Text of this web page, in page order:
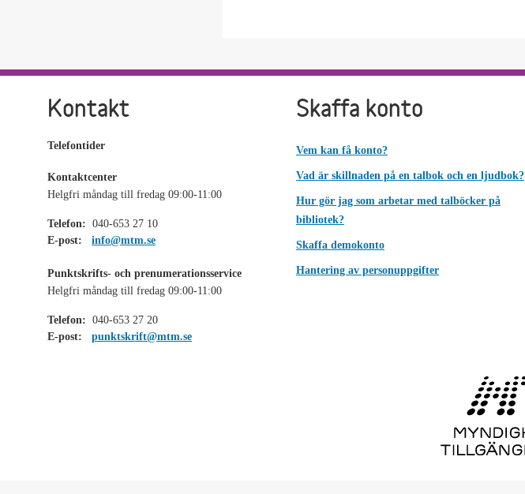
Kontakt
Telefontider
Kontaktcenter
Helgfri måndag till fredag 09:00-11:00
Telefon: 040-653 27 10
E-post:
info@mtm.se
Punktskrifts- och prenumerationsservice
Helgfri måndag till fredag 09:00-11:00
Telefon: 040-653 27 20
E-post:
punktskrift@mtm.se
Skaffa konto
Vem kan få konto?
Vad är skillnaden på en talbok och en ljudbok?
Hur gör jag som arbetar med talböcker på
bibliotek?
Skaffa demokonto
Hantering av personuppgifter